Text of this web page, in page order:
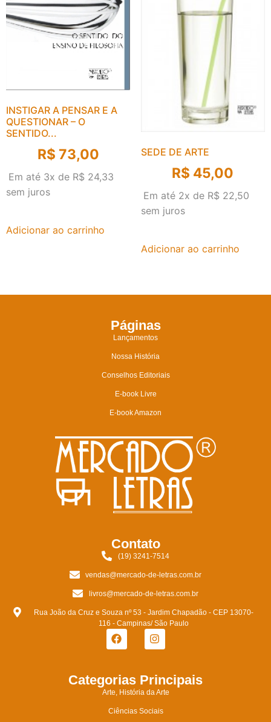
INSTIGAR A PENSAR E A
QUESTIONAR – O
SENTIDO...
R$ 73,00
Em até 3x de R$ 24,33
sem juros
Adicionar ao carrinho
SEDE DE ARTE
R$ 45,00
Em até 2x de R$ 22,50
sem juros
Adicionar ao carrinho
Páginas
Lançamentos
Nossa História
Conselhos Editoriais
E-book Livre
E-book Amazon
Contato
(19) 3241-7514
vendas@mercado-de-letras.com.br
livros@mercado-de-letras.com.br
Rua João da Cruz e Souza nº 53 - Jardim Chapadão - CEP 13070-
116 - Campinas/ São Paulo
Categorias Principais
Arte, História da Arte
Ciências Sociais